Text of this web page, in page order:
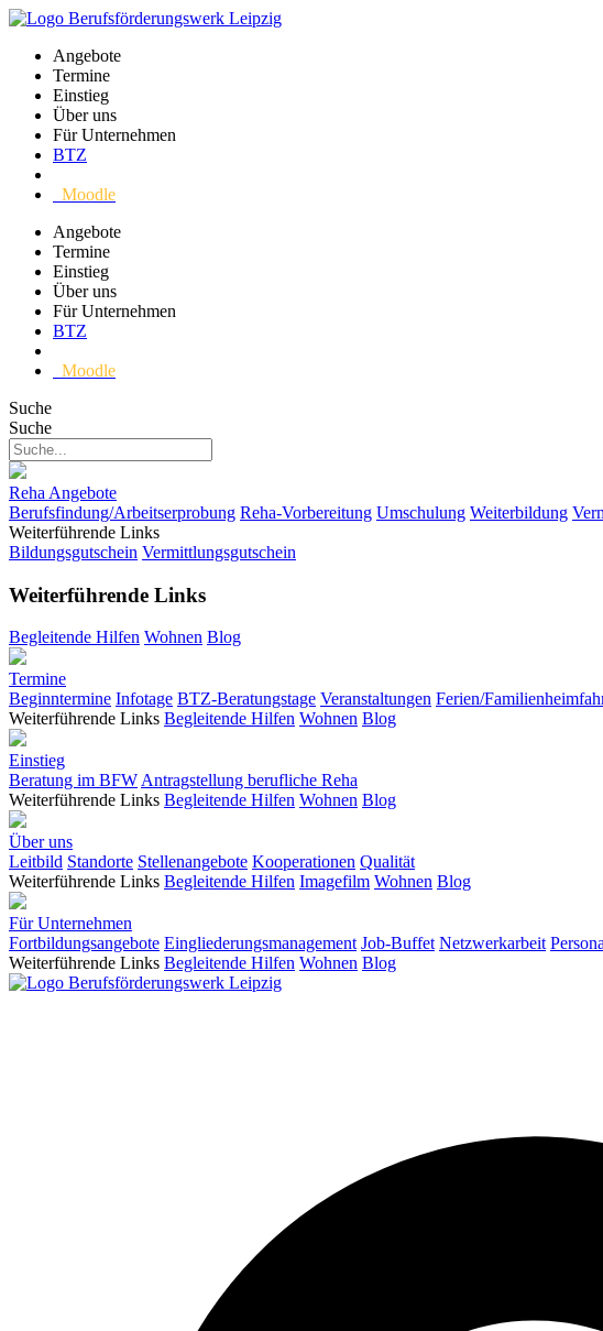
Angebote
Termine
Einstieg
Über uns
Für Unternehmen
BTZ
Moodle
Angebote
Termine
Einstieg
Über uns
Für Unternehmen
BTZ
Moodle
Suche
Suche
Reha Angebote
Berufsfindung/Arbeitserprobung Reha-Vorbereitung Umschulung Weiterbildung
Weiterführende Links
Bildungsgutschein Vermittlungsgutschein
Weiterführende Links
Begleitende Hilfen Wohnen Blog
Termine
Beginntermine Infotage BTZ-Beratungstage Veranstaltungen Ferien/
Weiterführende Links Begleitende Hilfen Wohnen Blog
Einstieg
Beratung im BFWAntragstellung berufliche Reha
Weiterführende Links Begleitende Hilfen Wohnen Blog
Über uns
Leitbild Standorte Stellenangebote Kooperationen Qualität
Weiterführende Links Begleitende Hilfen Imagefilm Wohnen Blog
Für Unternehmen
Fortbildungsangebote Eingliederungsmanagement Job-Buffet Netzwerkarbeit
Weiterführende Links Begleitende Hilfen Wohnen Blog